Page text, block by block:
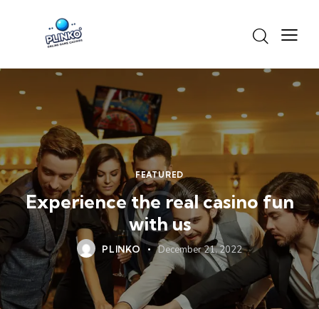
FEATURED
Experience the real casino fun
with us
PLINKO December 21, 2022